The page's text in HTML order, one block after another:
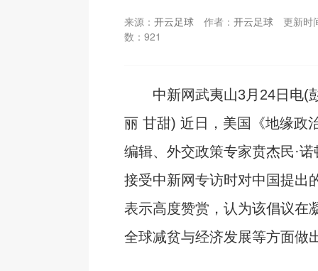
来源： 开云足球 作者： 开云足球
更新时
数： 921
中新网武夷山3月24日电(
丽 甘甜) 近日，美国《地缘政
编辑、外交政策专家贲杰民·
接受中新网专访时对中国提出
表示高度赞赏，认为该倡议在
全球减贫与经济发展等方面做